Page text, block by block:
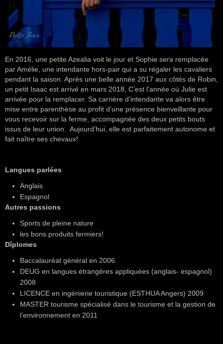
En 2016, une petite Azealia voit le jour et Sophie sera remplacée
par Amélie, une intendante hors-pair qui a su régaler les cavaliers
pendant la saison. Après une belle année 2017 aux côtés de Robin,
un petit Isaac est arrivé en mars 2018, C’est l’année où Julie est
arrivée pour la remplacer. Sa carrière d’intendante va alors être
mise entre parenthèse au profit d’une présence bienveillante pour
vous recevoir sur la ferme, accompagnée des deux petits bouts
issus de leur union. Aujourd’hui, elle est parfaitement autonome et
fait naître ses chevaux!
Langues parlées
Anglais
Espagnol
Autres passions
Sports de pleine nature
les bons produits fermiers!
Dîplomes
Baccalauréat général en 2006
DEUG en langues étrangères appliquées (anglais- espagnol)
2008
LICENCE en ingénierie touristique (ESTHUA Angers) 2009
MASTER tourisme spécialisé dans le tourisme et la gestion de
l’environnement en 2011